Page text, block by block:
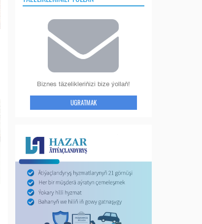
Biznes täzelikleriňizi bize ýollaň!
UGRATMAK